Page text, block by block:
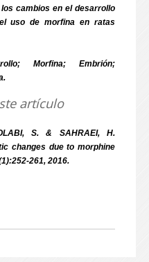
cambios en el desarrollo
uso de morfina en ratas
Morfina; Embrión;
artículo
S. & SAHRAEI, H.
changes due to morphine
261, 2016.